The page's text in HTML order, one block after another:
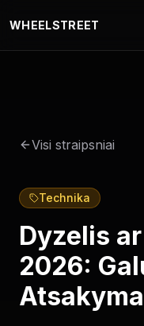
WHEELSTREET
Visi straipsniai
Technika
Dyzelis
2026: